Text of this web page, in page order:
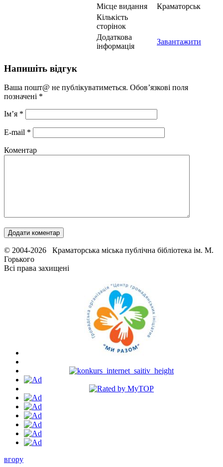
Місце видання
Краматорськ
Кількість
сторінок
Додаткова
інформація
Завантажити
Напишіть відгук
Ваша пошт@ не публікуватиметься. Обов’язкові поля
позначені *
Ім’я *
E-mail *
Коментар
© 2004-2026 Краматорська міська публічна бібліотека ім. М.
Горького
Всі права захищені
вгору